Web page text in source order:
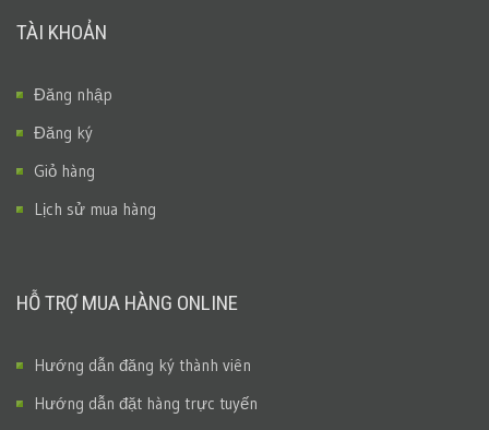
TÀI KHOẢN
Đăng nhập
Đăng ký
Giỏ hàng
Lịch sử mua hàng
HỖ TRỢ MUA HÀNG ONLINE
Hướng dẫn đăng ký thành viên
Hướng dẫn đặt hàng trực tuyến